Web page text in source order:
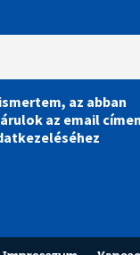
az abban
az email